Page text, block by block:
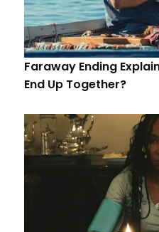
Faraway Ending
End Up Together?